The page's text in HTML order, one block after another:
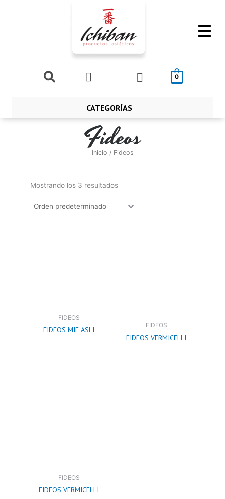
Buscar 0
CATEGORÍAS
Fideos
Inicio / Fideos
Mostrando los 3 resultados
FIDEOS
FIDEOS MIE ASLI
FIDEOS
FIDEOS VERMICELLI
FIDEOS
FIDEOS VERMICELLI